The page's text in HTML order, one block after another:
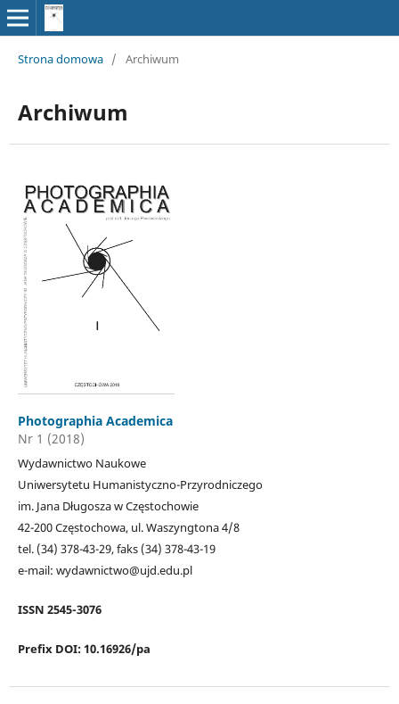
Strona domowa / Archiwum
Archiwum
Photographia Academica
Nr 1 (2018)
Wydawnictwo Naukowe
Uniwersytetu Humanistyczno-Przyrodniczego
im. Jana Długosza w Częstochowie
42-200 Częstochowa, ul. Waszyngtona 4/8
tel. (34) 378-43-29, faks (34) 378-43-19
e-mail: wydawnictwo@ujd.edu.pl
ISSN 2545-3076
Prefix DOI: 10.16926/pa